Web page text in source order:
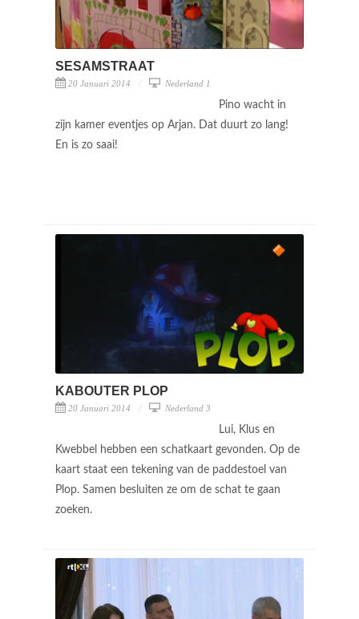
SESAMSTRAAT
20 Januari 2014 Nederland 1
Pino wacht in
zijn kamer eventjes op Arjan. Dat duurt zo lang!
En is zo saai!
KABOUTER PLOP
20 Januari 2014 Nederland 3
Lui, Klus en
Kwebbel hebben een schatkaart gevonden. Op de
kaart staat een tekening van de paddestoel van
Plop. Samen besluiten ze om de schat te gaan
zoeken.